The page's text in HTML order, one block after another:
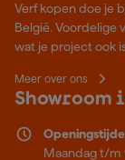
Verf kopen doe je
België. Voordelige
wat je project ook
Meer over ons
Showroom
Maandag t/m